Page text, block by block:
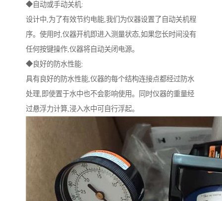
◆自动或手动关机:
设计中,为了有效节约电能,我们为仪器设置了自动关机程
序。使用时,仪器开机即进入测量状态,如果您长时间没有
任何按键操作,仪器将自动关闭电源。
◆良好的防水性能:
具有良好的防水性能,仪器的每个结构连接点都经过防水
处理,即使置于水中也不会影响使用。同时仪器的重量经
过悬浮力计算,浸入水中可自行浮起。